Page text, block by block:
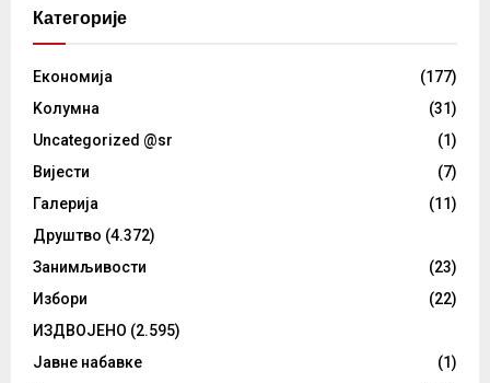
Категорије
Eкономија
(177)
Kолумнa
(31)
Uncategorized @sr
(1)
Вијести
(7)
Галерија
(11)
Друштво (4.372)
Занимљивости
(23)
Избори
(22)
ИЗДВОЈЕНО (2.595)
Јавне набавке
(1)